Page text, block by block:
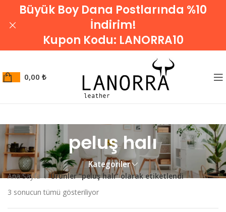
0,00 ₺
peluş halı
Kategoriler
Ana Sayfa
Ürünler “peluş halı” olarak etiketlendi
3 sonucun tümü gösteriliyor
Büyük Boy Dana Postlarında %10
İndirim!
Kupon Kodu: LANORRA10